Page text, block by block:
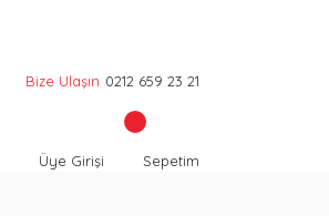
Bize Ulaşın 0212 659 23 21
Üye Girişi Sepetim